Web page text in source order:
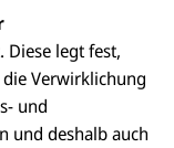
Diese legt fest,
Verwirklichung
und
und deshalb auch